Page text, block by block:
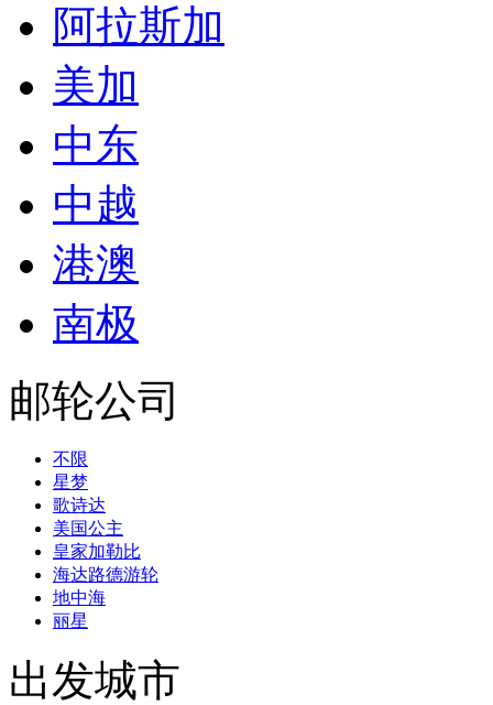
阿拉斯加
美加
中东
中越
港澳
南极
邮轮公司
不限
星梦
歌诗达
美国公主
皇家加勒比
海达路德游轮
地中海
丽星
出发城市